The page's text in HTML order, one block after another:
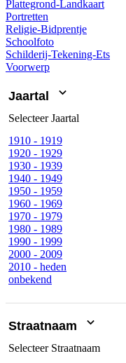
Plattegrond-Landkaart
Portretten
Religie-Bidprentje
Schoolfoto
Schilderij-Tekening-Ets
Voorwerp
Jaartal
SelecteerJaartal
1910 - 1919
1920 - 1929
1930 - 1939
1940 - 1949
1950 - 1959
1960 - 1969
1970 - 1979
1980 - 1989
1990 - 1999
2000 - 2009
2010 - heden
onbekend
Straatnaam
SelecteerStraatnaam